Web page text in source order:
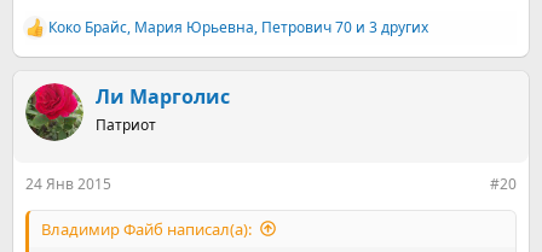
Р
е
к
ц
и
Коко Брайс, Мария Юрьевна, Петрович 70 и 3 других
Ли Марголис
Патриот
24 Янв 2015 #20
Владимир Файб написал(а):